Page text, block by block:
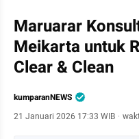
Maruarar
Meikarta untuk
Clear & Clean
kumparanNEWS
21 Januari 2026 17:33 WIB ·